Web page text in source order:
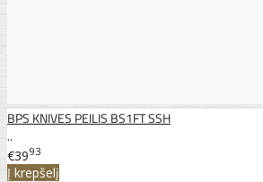
BPS KNIVES PEILIS BS1FT SSH
..
€3993
Į krepšelį